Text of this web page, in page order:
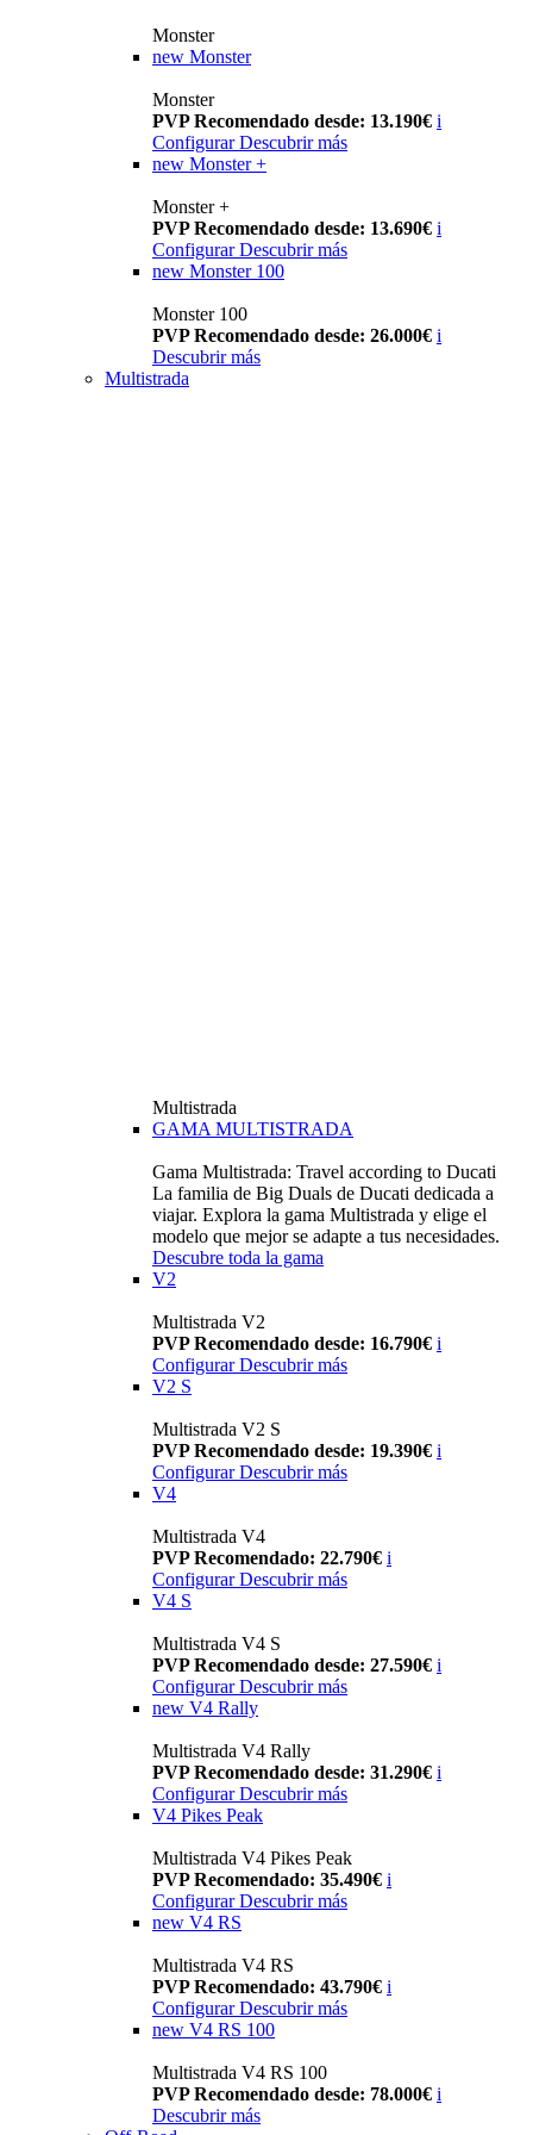
Monster
new Monster
Monster
PVP Recomendado desde: 13.190€ i
Configurar Descubrir más
new Monster +
Monster +
PVP Recomendado desde: 13.690€ i
Configurar Descubrir más
new Monster 100
Monster 100
PVP Recomendado desde: 26.000€ i
Descubrir más
Multistrada
Multistrada
GAMA MULTISTRADA
Gama Multistrada: Travel according to Ducati
La familia de Big Duals de Ducati dedicada a
viajar. Explora la gama Multistrada y elige el
modelo que mejor se adapte a tus necesidades.
Descubre toda la gama
V2
Multistrada V2
PVP Recomendado desde: 16.790€ i
Configurar Descubrir más
V2 S
Multistrada V2 S
PVP Recomendado desde: 19.390€ i
Configurar Descubrir más
V4
Multistrada V4
PVP Recomendado: 22.790€ i
Configurar Descubrir más
V4 S
Multistrada V4 S
PVP Recomendado desde: 27.590€ i
Configurar Descubrir más
new V4 Rally
Multistrada V4 Rally
PVP Recomendado desde: 31.290€ i
Configurar Descubrir más
V4 Pikes Peak
Multistrada V4 Pikes Peak
PVP Recomendado: 35.490€ i
Configurar Descubrir más
new V4 RS
Multistrada V4 RS
PVP Recomendado: 43.790€ i
ConfigurarDescubrir más
new V4 RS 100
Multistrada V4 RS 100
PVP Recomendado desde: 78.000€ i
Descubrir más